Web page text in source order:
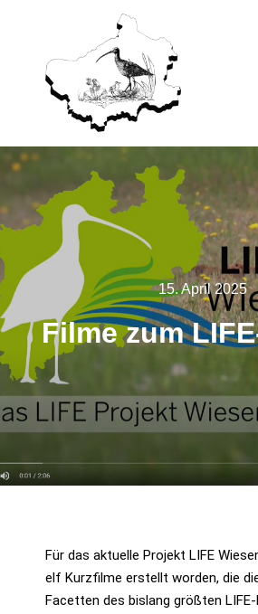
15. April 2025
Fil­me zum
Für das aktu­el­le Pro­jekt LIFE
elf Kurz­fil­me erstellt wor­den, die
Facet­ten des bis­lang größ­ten